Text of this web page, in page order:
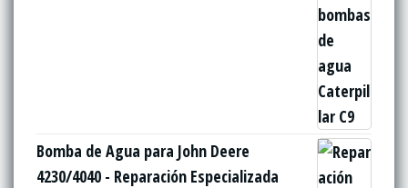
Bomba de Agua para John Deere
4230/4040 - Reparación Especializada